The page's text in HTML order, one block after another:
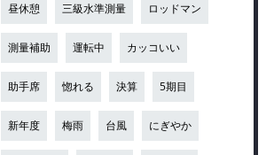
昼休憩 三級水準測量 ロッドマン
測量補助 運転中 カッコいい
助手席 惚れる 決算 5期目
新年度 梅雨 台風 にぎやか